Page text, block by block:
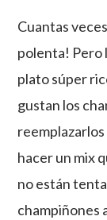
Cuantas
polenta! Pero
plato súper
gustan los
hacer un mix
no están
champiñones